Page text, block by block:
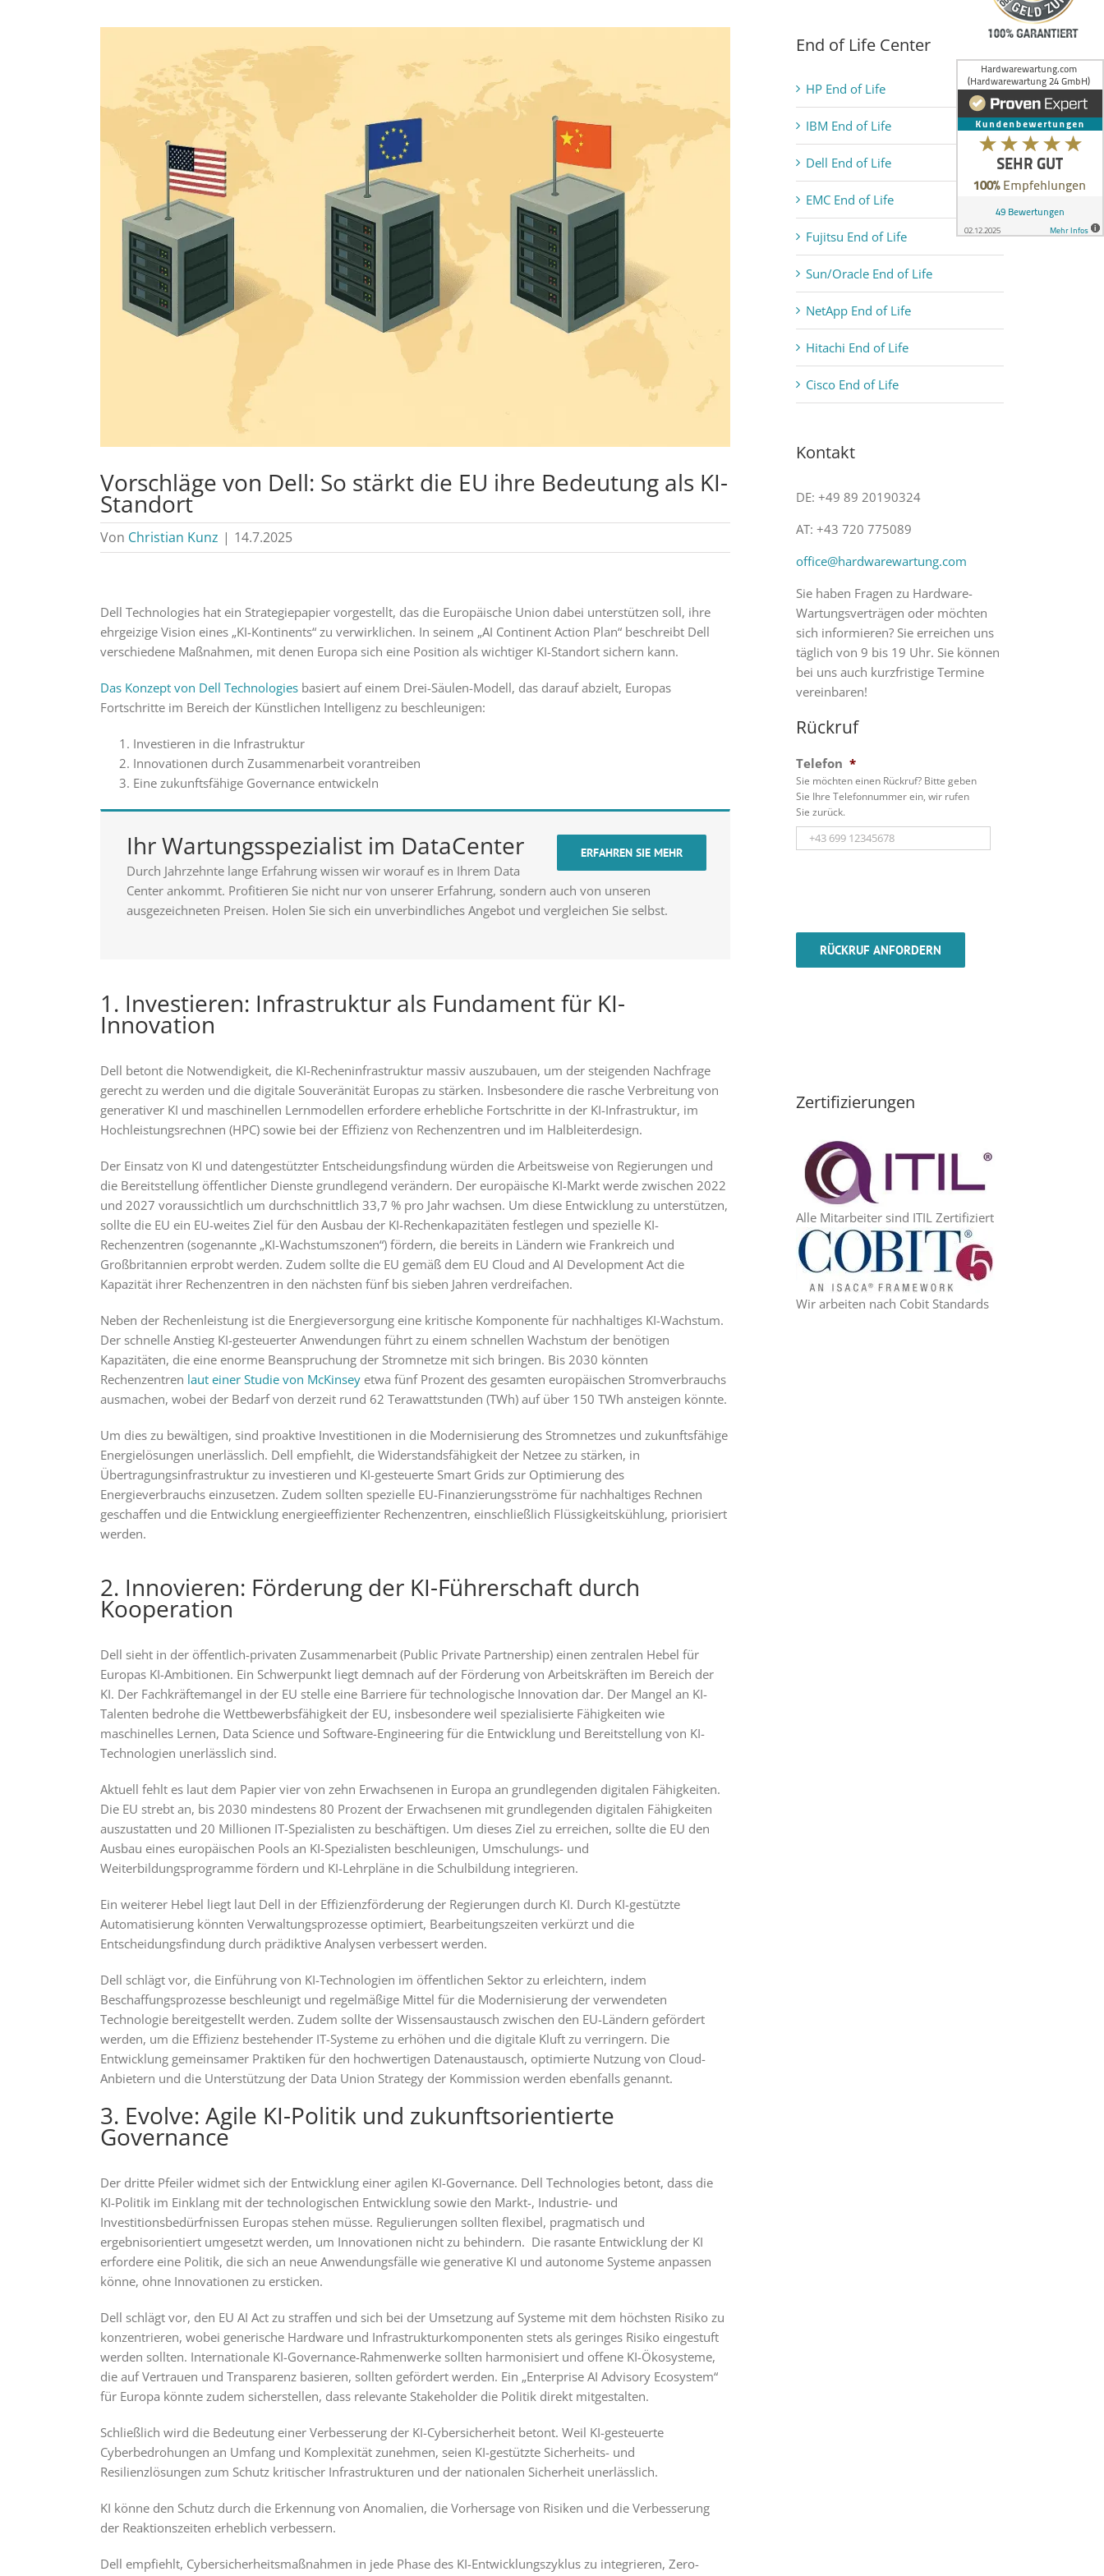
Vorschläge von Dell: So stärkt die EU ihre Bedeutung als KI-
Standort
Von Christian Kunz | 14.7.2025
Dell Technologies hat ein Strategiepapier vorgestellt, das die Europäische Union dabei unterstützen soll, ihre
ehrgeizige Vision eines „KI-Kontinents“ zu verwirklichen. In seinem „AI Continent Action Plan“ beschreibt Dell
verschiedene Maßnahmen, mit denen Europa sich eine Position als wichtiger KI-Standort sichern kann.
Das Konzept von Dell Technologiesbasiert auf einem Drei-Säulen-Modell, das darauf abzielt, Europas
Fortschritte im Bereich der Künstlichen Intelligenz zu beschleunigen:
Investieren in die Infrastruktur
Innovationen durch Zusammenarbeit vorantreiben
Eine zukunftsfähige Governance entwickeln
ERFAHREN SIE MEHR
Ihr Wartungsspezialist im DataCenter
Durch Jahrzehnte lange Erfahrung wissen wir worauf es in Ihrem Data
Center ankommt. Profitieren Sie nicht nur von unserer Erfahrung, sondern auch von unseren
ausgezeichneten Preisen. Holen Sie sich ein unverbindliches Angebot und vergleichen Sie selbst.
1. Investieren: Infrastruktur als Fundament für KI-
Innovation
Dell betont die Notwendigkeit, die KI-Recheninfrastruktur massiv auszubauen, um der steigenden Nachfrage
gerecht zu werden und die digitale Souveränität Europas zu stärken. Insbesondere die rasche Verbreitung von
generativer KI und maschinellen Lernmodellen erfordere erhebliche Fortschritte in der KI-Infrastruktur, im
Hochleistungsrechnen (HPC) sowie bei der Effizienz von Rechenzentren und im Halbleiterdesign.
Der Einsatz von KI und datengestützter Entscheidungsfindung würden die Arbeitsweise von Regierungen und
die Bereitstellung öffentlicher Dienste grundlegend verändern. Der europäische KI-Markt werde zwischen 2022
und 2027 voraussichtlich um durchschnittlich 33,7 % pro Jahr wachsen. Um diese Entwicklung zu unterstützen,
sollte die EU ein EU-weites Ziel für den Ausbau der KI-Rechenkapazitäten festlegen und spezielle KI-
Rechenzentren (sogenannte „KI-Wachstumszonen“) fördern, die bereits in Ländern wie Frankreich und
Großbritannien erprobt werden. Zudem sollte die EU gemäß dem EU Cloud and AI Development Act die
Kapazität ihrer Rechenzentren in den nächsten fünf bis sieben Jahren verdreifachen.
Neben der Rechenleistung ist die Energieversorgung eine kritische Komponente für nachhaltiges KI-Wachstum.
Der schnelle Anstieg KI-gesteuerter Anwendungen führt zu einem schnellen Wachstum der benötigen
Kapazitäten, die eine enorme Beanspruchung der Stromnetze mit sich bringen. Bis 2030 könnten
Rechenzentren laut einer Studie von McKinseyetwa fünf Prozent des gesamten europäischen Stromverbrauchs
ausmachen, wobei der Bedarf von derzeit rund 62 Terawattstunden (TWh) auf über 150 TWh ansteigen könnte.
Um dies zu bewältigen, sind proaktive Investitionen in die Modernisierung des Stromnetzes und zukunftsfähige
Energielösungen unerlässlich. Dell empfiehlt, die Widerstandsfähigkeit der Netzee zu stärken, in
Übertragungsinfrastruktur zu investieren und KI-gesteuerte Smart Grids zur Optimierung des
Energieverbrauchs einzusetzen. Zudem sollten spezielle EU-Finanzierungsströme für nachhaltiges Rechnen
geschaffen und die Entwicklung energieeffizienter Rechenzentren, einschließlich Flüssigkeitskühlung, priorisiert
werden.
2. Innovieren: Förderung der KI-Führerschaft durch
Kooperation
Dell sieht in der öffentlich-privaten Zusammenarbeit (Public Private Partnership) einen zentralen Hebel für
Europas KI-Ambitionen. Ein Schwerpunkt liegt demnach auf der Förderung von Arbeitskräften im Bereich der
KI. Der Fachkräftemangel in der EU stelle eine Barriere für technologische Innovation dar. Der Mangel an KI-
Talenten bedrohe die Wettbewerbsfähigkeit der EU, insbesondere weil spezialisierte Fähigkeiten wie
maschinelles Lernen, Data Science und Software-Engineering für die Entwicklung und Bereitstellung von KI-
Technologien unerlässlich sind.
Aktuell fehlt es laut dem Papier vier von zehn Erwachsenen in Europa an grundlegenden digitalen Fähigkeiten.
Die EU strebt an, bis 2030 mindestens 80 Prozent der Erwachsenen mit grundlegenden digitalen Fähigkeiten
auszustatten und 20 Millionen IT-Spezialisten zu beschäftigen. Um dieses Ziel zu erreichen, sollte die EU den
Ausbau eines europäischen Pools an KI-Spezialisten beschleunigen, Umschulungs- und
Weiterbildungsprogramme fördern und KI-Lehrpläne in die Schulbildung integrieren.
Ein weiterer Hebel liegt laut Dell in der Effizienzförderung der Regierungen durch KI. Durch KI-gestützte
Automatisierung könnten Verwaltungsprozesse optimiert, Bearbeitungszeiten verkürzt und die
Entscheidungsfindung durch prädiktive Analysen verbessert werden.
Dell schlägt vor, die Einführung von KI-Technologien im öffentlichen Sektor zu erleichtern, indem
Beschaffungsprozesse beschleunigt und regelmäßige Mittel für die Modernisierung der verwendeten
Technologie bereitgestellt werden. Zudem sollte der Wissensaustausch zwischen den EU-Ländern gefördert
werden, um die Effizienz bestehender IT-Systeme zu erhöhen und die digitale Kluft zu verringern. Die
Entwicklung gemeinsamer Praktiken für den hochwertigen Datenaustausch, optimierte Nutzung von Cloud-
Anbietern und die Unterstützung der Data Union Strategy der Kommission werden ebenfalls genannt.
3. Evolve: Agile KI-Politik und zukunftsorientierte
Governance
Der dritte Pfeiler widmet sich der Entwicklung einer agilen KI-Governance. Dell Technologies betont, dass die
KI-Politik im Einklang mit der technologischen Entwicklung sowie den Markt-, Industrie- und
Investitionsbedürfnissen Europas stehen müsse. Regulierungen sollten flexibel, pragmatisch und
ergebnisorientiert umgesetzt werden, um Innovationen nicht zu behindern. Die rasante Entwicklung der KI
erfordere eine Politik, die sich an neue Anwendungsfälle wie generative KI und autonome Systeme anpassen
könne, ohne Innovationen zu ersticken.
Dell schlägt vor, den EU AI Act zu straffen und sich bei der Umsetzung auf Systeme mit dem höchsten Risiko zu
konzentrieren, wobei generische Hardware und Infrastrukturkomponenten stets als geringes Risiko eingestuft
werden sollten. Internationale KI-Governance-Rahmenwerke sollten harmonisiert und offene KI-Ökosysteme,
die auf Vertrauen und Transparenz basieren, sollten gefördert werden. Ein „Enterprise AI Advisory Ecosystem“
für Europa könnte zudem sicherstellen, dass relevante Stakeholder die Politik direkt mitgestalten.
Schließlich wird die Bedeutung einer Verbesserung der KI-Cybersicherheit betont. Weil KI-gesteuerte
Cyberbedrohungen an Umfang und Komplexität zunehmen, seien KI-gestützte Sicherheits- und
Resilienzlösungen zum Schutz kritischer Infrastrukturen und der nationalen Sicherheit unerlässlich.
KI könne den Schutz durch die Erkennung von Anomalien, die Vorhersage von Risiken und die Verbesserung
der Reaktionszeiten erheblich verbessern.
Dell empfiehlt, Cybersicherheitsmaßnahmen in jede Phase des KI-Entwicklungszyklus zu integrieren, Zero-
End of Life Center
HP End of Life
IBM End of Life
Dell End of Life
EMC End of Life
Fujitsu End of Life
Sun/Oracle End of Life
NetApp End of Life
Hitachi End of Life
Cisco End of Life
Kontakt
DE: +49 89 20190324
AT: +43 720 775089
office@hardwarewartung.com
Sie haben Fragen zu Hardware-
Wartungsverträgen oder möchten
sich informieren? Sie erreichen uns
täglich von 9 bis 19 Uhr. Sie können
bei uns auch kurzfristige Termine
vereinbaren!
Rückruf
Telefon *
Sie möchten einen Rückruf? Bitte geben
Sie Ihre Telefonnummer ein, wir rufen
Sie zurück.
Zertifizierungen
Alle Mitarbeiter sind ITIL Zertifiziert
Wir arbeiten nach Cobit Standards